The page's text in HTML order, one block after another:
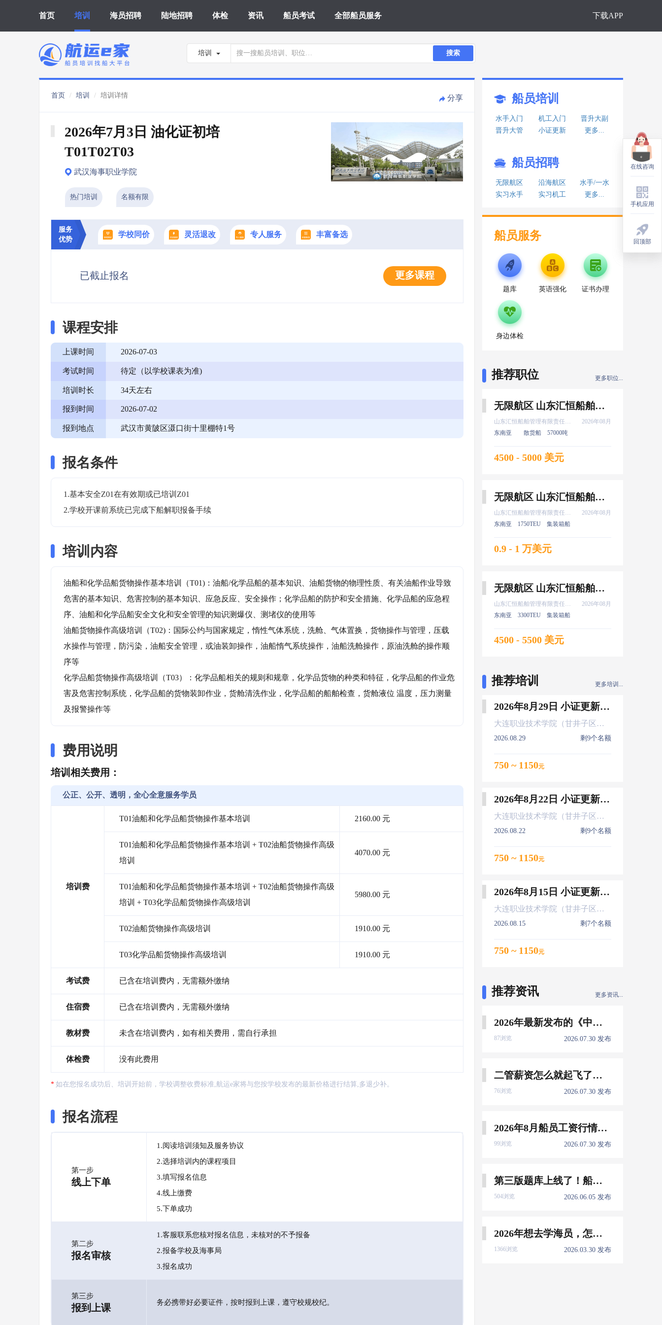
首页 培训 海员招聘 陆地招聘 体检 资讯 船员考试 全部船员服务 下载APP
培训 搜索
首页 培训 培训详情 分享
2026年7月3日 油化证初培
T01T02T03
武汉海事职业学院
热门培训 名额有限
服务
优势
学校同价 灵活退改 专人服务 丰富备选
已截止报名 更多课程
课程安排
上课时间 2026-07-03
考试时间 待定（以学校课表为准)
培训时长 34天左右
报到时间 2026-07-02
报到地点 武汉市黄陂区滠口街十里棚特1号
报名条件
1.基本安全Z01在有效期或已培训Z01
2.学校开课前系统已完成下船解职报备手续
培训内容
油船和化学品船货物操作基本培训（T01)：油船/化学品船的基本知识、油船货物的物理性质、有关油船作业导致
危害的基本知识、危害控制的基本知识、应急反应、安全操作；化学品船的防护和安全措施、化学品船的应急程
序、油船和化学品船安全文化和安全管理的知识测爆仪、测堵仪的使用等
油船货物操作高级培训（T02)：国际公约与国家规定，惰性气体系统，洗舱、气体置换，货物操作与管理，压载
水操作与管理，防污染，油船安全管理，或油装卸操作，油船惰气系统操作，油船洗舱操作，原油洗舱的操作顺
序等
化学品船货物操作高级培训（T03）：化学品船相关的规则和规章，化学品货物的种类和特征，化学品船的作业危
害及危害控制系统，化学品船的货物装卸作业，货舱清洗作业，化学品船的船舶检查，货舱液位 温度，压力测量
及报警操作等
费用说明
培训相关费用：
公正、公开、透明，全心全意服务学员
培训费
T01油船和化学品船货物操作基本培训 2160.00 元
T01油船和化学品船货物操作基本培训 + T02油船货物操作高级
培训
4070.00 元
T01油船和化学品船货物操作基本培训 + T02油船货物操作高级
培训 + T03化学品船货物操作高级培训
5980.00 元
T02油船货物操作高级培训 1910.00 元
T03化学品船货物操作高级培训 1910.00 元
考试费 已含在培训费内，无需额外缴纳
住宿费 已含在培训费内，无需额外缴纳
教材费 未含在培训费内，如有相关费用，需自行承担
体检费 没有此费用
如在您报名成功后、培训开始前，学校调整收费标准,航运e家将与您按学校发布的最新价格进行结算,多退少补。
报名流程
第一步
线上下单
1.阅读培训须知及服务协议
2.选择培训内的课程项目
3.填写报名信息
4.线上缴费
5.下单成功
第二步
报名审核
1.客服联系您核对报名信息，未核对的不予报备
2.报备学校及海事局
3.报名成功
第三步
报到上课 务必携带好必要证件，按时报到上课，遵守校规校纪。
船员培训
水手入门 机工入门
晋升大副
晋升大管
小证更新 更多...
船员招聘
无限航区 沿海航区
水手/一水
实习水手
实习机工 更多...
船员服务
题库 英语强化 证书办理
身边体检
推荐职位 更多职位...
无限航区 山东汇恒船舶管理有限责任公司 新证 三管轮 8月上船
山东汇恒船舶管理有限责任公司
2026年08月
东南亚
散货船 57000吨
4500 - 5000 美元
无限航区 山东汇恒船舶管理有限责任公司 船长 8月上船
山东汇恒船舶管理有限责任公司
2026年08月
东南亚
1750TEU 集装箱船
0.9 - 1 万美元
无限航区 山东汇恒船舶管理有限责任公司 二副 8月上船
山东汇恒船舶管理有限责任公司
2026年08月
东南亚
3300TEU 集装箱船
4500 - 5500 美元
推荐培训 更多培训...
2026年8月29日 小证更新 Z01Z02Z04
大连职业技术学院（甘井子区大连北站）
2026.08.29 剩9个名额
750 ~ 1150元
2026年8月22日 小证更新 Z01Z02Z04
大连职业技术学院（甘井子区大连北站）
2026.08.22 剩9个名额
750 ~ 1150元
2026年8月15日 小证更新 Z01Z02Z04
大连职业技术学院（甘井子区大连北站）
2026.08.15 剩7个名额
750 ~ 1150元
推荐资讯 更多资讯...
2026年最新发布的《中国船员发展报告》，暴露了哪些信息量？
87浏览 2026.07.30 发布
二管薪资怎么就起飞了，下一个会是谁？
76浏览 2026.07.30 发布
2026年8月船员工资行情参考
99浏览 2026.07.30 发布
第三版题库上线了！船员免费刷！
504浏览 2026.06.05 发布
2026年想去学海员，怎么选择培训学校？
1366浏览 2026.03.30 发布
在线咨询
手机应用
回顶部
在线咨询
手机应用
回顶部